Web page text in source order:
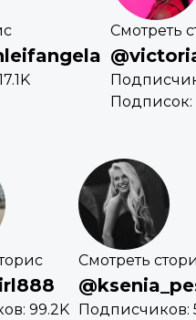
Смотреть
Подписок:
99.2K
Смотреть
Подписчиков: